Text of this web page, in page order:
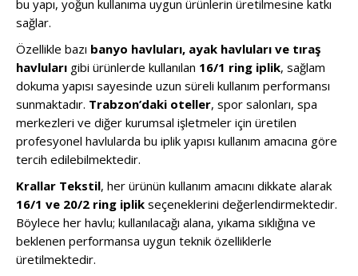
bu yapı, yoğun kullanıma uygun ürünlerin üretilmesine katkı
sağlar.
Özellikle bazı banyo havluları, ayak havluları ve tıraş
havluları gibi ürünlerde kullanılan 16/1 ring iplik, sağlam
dokuma yapısı sayesinde uzun süreli kullanım performansı
sunmaktadır. Trabzon’daki oteller, spor salonları, spa
merkezleri ve diğer kurumsal işletmeler için üretilen
profesyonel havlularda bu iplik yapısı kullanım amacına göre
tercih edilebilmektedir.
Krallar Tekstil, her ürünün kullanım amacını dikkate alarak
16/1 ve 20/2 ring iplik seçeneklerini değerlendirmektedir.
Böylece her havlu; kullanılacağı alana, yıkama sıklığına ve
beklenen performansa uygun teknik özelliklerle
üretilmektedir.